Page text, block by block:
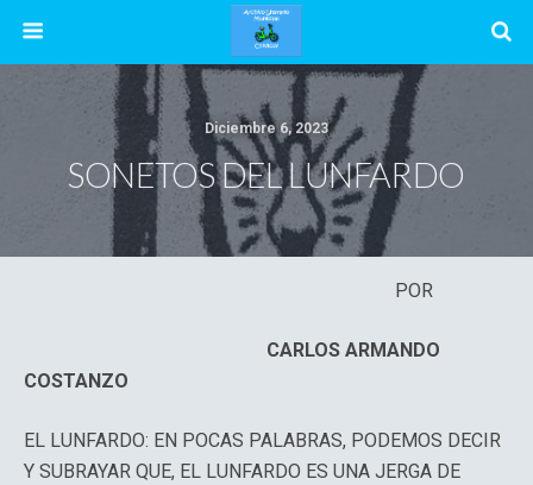
Diciembre 6, 2023
SONETOS DEL LUNFARDO
POR
CARLOS ARMANDO
COSTANZO
EL LUNFARDO: EN POCAS PALABRAS, PODEMOS DECIR
Y SUBRAYAR QUE, EL LUNFARDO ES UNA JERGA DE